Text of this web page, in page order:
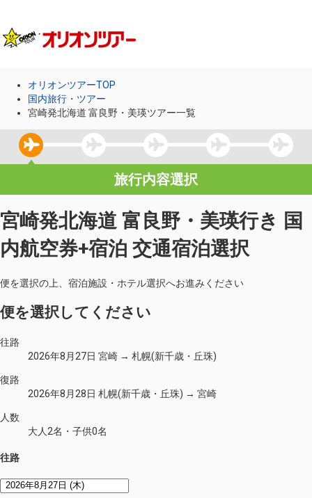
オリオンツアーTOP
国内旅行・ツアー
宮崎発北海道 富良野・美瑛ツアー一覧
旅行内容選択
宮崎発北海道 富良野・美瑛行き 国
内航空券+宿泊 交通宿泊選択
便を選択の上、宿泊施設・ホテル選択へお進みください
便を選択してください
往路
2026年8月27日 宮崎 → 札幌(新千歳・丘珠)
復路
2026年8月28日 札幌(新千歳・丘珠) → 宮崎
人数
大人2名・子供0名
往路